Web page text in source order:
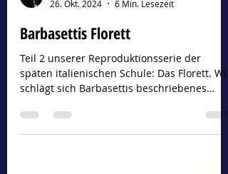
26. Okt. 2024
6 Min. Lesezeit
Barbasettis Florett
Teil 2 unserer Reproduktionsserie der
schlägt sich Barbasettis beschriebenes
Design?